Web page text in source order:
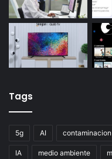
Tags
5g AI contaminacion
IA medio ambiente